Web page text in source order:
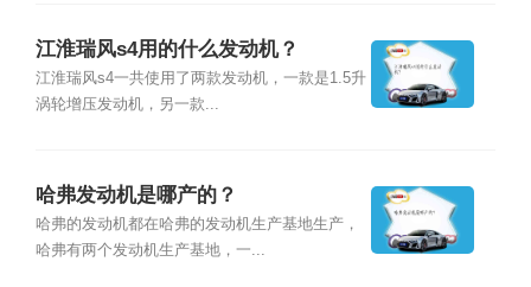
江淮瑞风s4用的什么发动机？
江淮瑞风s4一共使用了两款发动机，一款是1.5升
涡轮增压发动机，另一款...
哈弗发动机是哪产的？
哈弗的发动机都在哈弗的发动机生产基地生产，
哈弗有两个发动机生产基地，一...